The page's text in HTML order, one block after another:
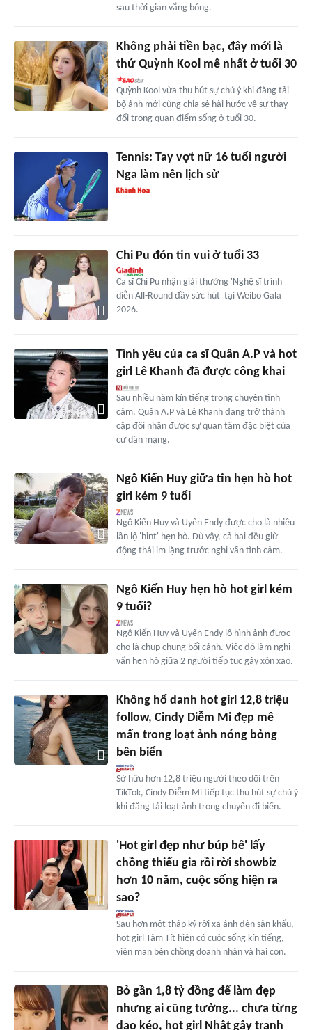
sau thời gian vắng bóng.
Không phải tiền bạc, đây mới là
thứ Quỳnh Kool mê nhất ở tuổi 30
Quỳnh Kool vừa thu hút sự chú ý khi đăng tải
bộ ảnh mới cùng chia sẻ hài hước về sự thay
đổi trong quan điểm sống ở tuổi 30.
Tennis: Tay vợt nữ 16 tuổi người
Nga làm nên lịch sử
Chi Pu đón tin vui ở tuổi 33
Ca sĩ Chi Pu nhận giải thưởng 'Nghệ sĩ trình
diễn All-Round đầy sức hút' tại Weibo Gala
2026.
Tình yêu của ca sĩ Quân A.P và hot
girl Lê Khanh đã được công khai
Sau nhiều năm kín tiếng trong chuyện tình
cảm, Quân A.P và Lê Khanh đang trở thành
cặp đôi nhận được sự quan tâm đặc biệt của
cư dân mạng.
Ngô Kiến Huy giữa tin hẹn hò hot
girl kém 9 tuổi
Ngô Kiến Huy và Uyên Endy được cho là nhiều
lần lộ 'hint' hẹn hò. Dù vậy, cả hai đều giữ
động thái im lặng trước nghi vấn tình cảm.
Ngô Kiến Huy hẹn hò hot girl kém
9 tuổi?
Ngô Kiến Huy và Uyên Endy lộ hình ảnh được
cho là chụp chung bối cảnh. Việc đó làm nghi
vấn hẹn hò giữa 2 người tiếp tục gây xôn xao.
Không hổ danh hot girl 12,8 triệu
follow, Cindy Diễm Mi đẹp mê
mẩn trong loạt ảnh nóng bỏng
bên biển
Sở hữu hơn 12,8 triệu người theo dõi trên
TikTok, Cindy Diễm Mi tiếp tục thu hút sự chú ý
khi đăng tải loạt ảnh trong chuyến đi biển.
'Hot girl đẹp như búp bê' lấy
chồng thiếu gia rồi rời showbiz
hơn 10 năm, cuộc sống hiện ra
sao?
Sau hơn một thập kỷ rời xa ánh đèn sân khấu,
hot girl Tâm Tít hiện có cuộc sống kín tiếng,
viên mãn bên chồng doanh nhân và hai con.
Bỏ gần 1,8 tỷ đồng để làm đẹp
nhưng ai cũng tưởng... chưa từng
dao kéo, hot girl Nhật gây tranh